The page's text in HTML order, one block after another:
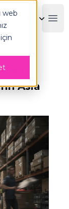
web
Asla